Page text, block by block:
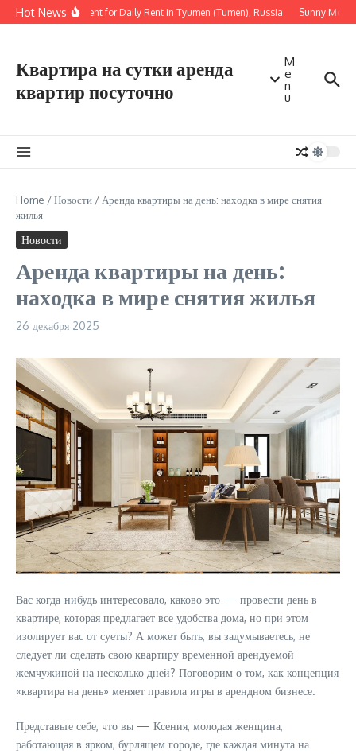
Перейти к содержанию
Hot NewsApartment for Daily Rent in Tyumen (Tumen), Russia Sunny
Квартира на сутки аренда
квартир посуточно
M
e
n
u
Home /Новости / Аренда квартиры на день: находка в мире снятия
жилья
Новости
Аренда квартиры на день:
находка в мире снятия жилья
26 декабря 2025
Вас когда-нибудь интересовало, каково это — провести день в
квартире, которая предлагает все удобства дома, но при этом
изолирует вас от суеты? А может быть, вы задумываетесь, не
следует ли сделать свою квартиру временной арендуемой
жемчужиной на несколько дней? Поговорим о том, как концепция
«квартира на день» меняет правила игры в арендном бизнесе.
Представьте себе, что вы — Ксения, молодая женщина,
работающая в ярком, бурлящем городе, где каждая минута на